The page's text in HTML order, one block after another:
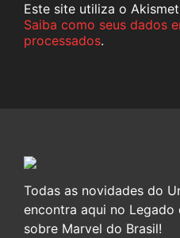
Este site utiliza o
Saiba como seus dados
processados.
Todas as novidades do
encontra aqui no
sobre Marvel do Brasil!